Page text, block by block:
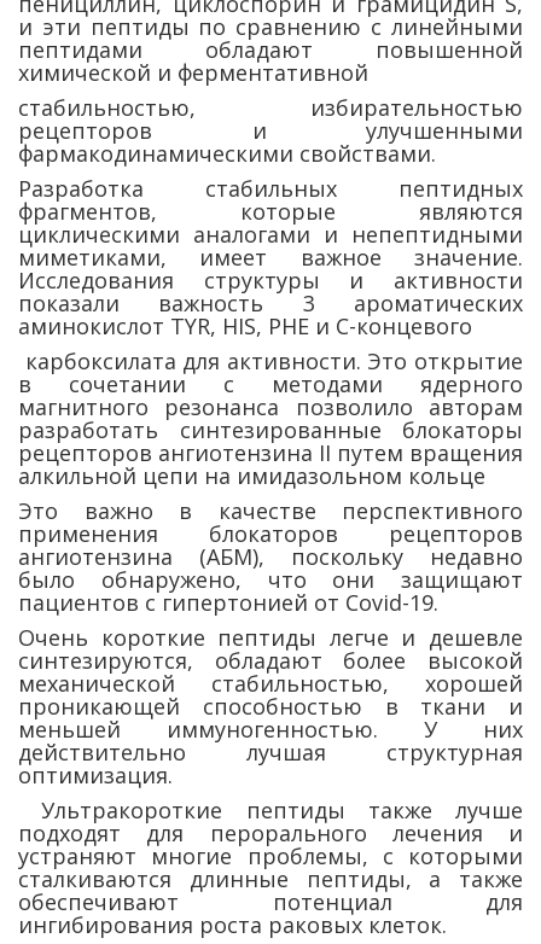
и эти пептиды по сравнению с линейными
пептидами обладают повышенной
химической и ферментативной
стабильностью, избирательностью
рецепторов и улучшенными
фармакодинамическими свойствами.
Разработка стабильных пептидных
фрагментов, которые являются
циклическими аналогами и непептидными
миметиками, имеет важное значение.
Исследования структуры и активности
показали важность 3 ароматических
аминокислот TYR, HIS, PHE и C-концевого
карбоксилата для активности. Это открытие
в сочетании с методами ядерного
магнитного резонанса позволило авторам
разработать синтезированные блокаторы
рецепторов ангиотензина II путем вращения
алкильной цепи на имидазольном кольце
Это важно в качестве перспективного
применения блокаторов рецепторов
ангиотензина (АБМ), поскольку недавно
было обнаружено, что они защищают
пациентов с гипертонией от Covid-19.
Очень короткие пептиды легче и дешевле
синтезируются, обладают более высокой
механической стабильностью, хорошей
проникающей способностью в ткани и
меньшей иммуногенностью. У них
действительно лучшая структурная
оптимизация.
Ультракороткие пептиды также лучше
подходят для перорального лечения и
устраняют многие проблемы, с которыми
сталкиваются длинные пептиды, а также
обеспечивают потенциал для
ингибирования роста раковых клеток.